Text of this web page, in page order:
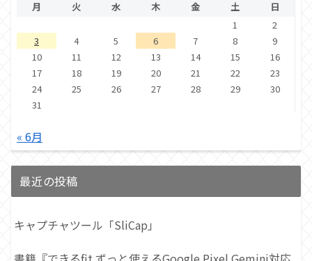
月 火 水 木 金 土
日
1
2
3
4 5 6 7 8
9
10
11 12 13 14 15
16
17
18 19 20 21 22
23
24
25 26 27 28 29
30
31
« 6月
最近の投稿
キャプチャツール「SliCap」